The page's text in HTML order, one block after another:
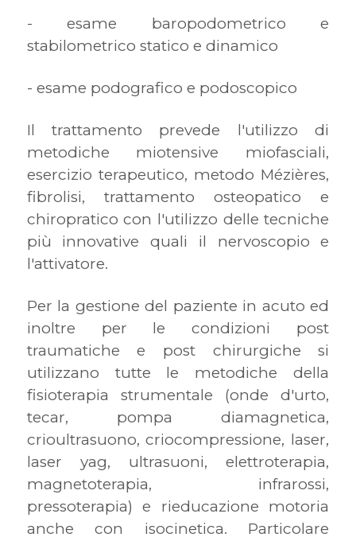
- esame baropodometrico e
stabilometrico statico e dinamico
- esame podografico e podoscopico
Il trattamento prevede l'utilizzo di
metodiche miotensive miofasciali,
esercizio terapeutico, metodo Mézières,
fibrolisi, trattamento osteopatico e
chiropratico con l'utilizzo delle tecniche
più innovative quali il nervoscopio e
l'attivatore.
Per la gestione del paziente in acuto ed
inoltre per le condizioni post
traumatiche e post chirurgiche si
utilizzano tutte le metodiche della
fisioterapia strumentale (onde d'urto,
tecar, pompa diamagnetica,
crioultrasuono, criocompressione, laser,
laser yag, ultrasuoni, elettroterapia,
magnetoterapia, infrarossi,
pressoterapia) e rieducazione motoria
anche con isocinetica. Particolare